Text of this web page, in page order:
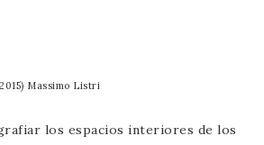
Massimo Listri
los espacios interiores de los